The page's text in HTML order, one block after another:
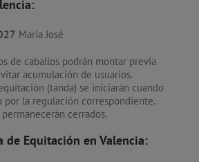
María José
de caballos podrán montar previa
acumulación de usuarios.
(tanda) se iniciarán cuando
por la regulación correspondiente.
cerrados.
de Equitación en Valencia: